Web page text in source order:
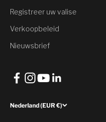
Registreer uw valise
Verkoopbeleid
Nieuwsbrief
Nederland (EUR €)